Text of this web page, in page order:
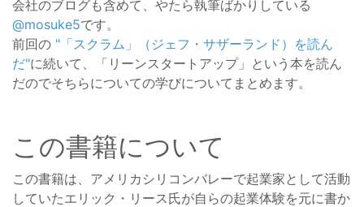
会社のブログも含めて、やたら執筆ばかりしている
@mosuke5です。
前回の "「スクラム」（ジェフ・サザーランド）を読ん
だ"に続いて、「リーンスタートアップ」という本を読ん
だのでそちらについての学びについてまとめます。
この書籍について
この書籍は、アメリカシリコンバレーで起業家として活動
していたエリック・リース氏が自らの起業体験を元に書か